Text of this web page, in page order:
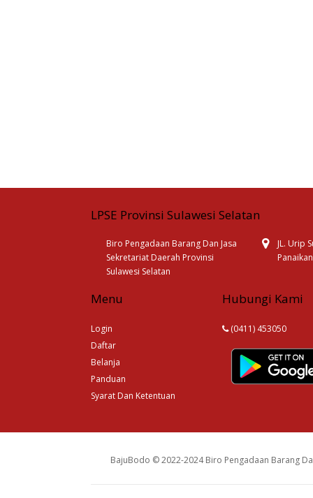
LPSE Provinsi Sulawesi Selatan
Biro Pengadaan Barang Dan Jasa
Sekretariat Daerah Provinsi
Sulawesi Selatan
JL. Urip
Menu
Login
Daftar
Belanja
Panduan
Syarat Dan Ketentuan
Hubungi Kami
(0411) 453050
BajuBodo © 2022-2024 Biro Pengadaan Barang